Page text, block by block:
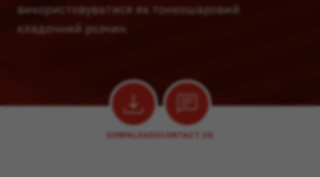
використовуватися як тонкошаровий
кладочний розчин.
DOWNLOADSCONTACT US